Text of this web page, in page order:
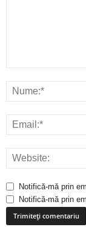
Notifică-mă prin
Notifică-mă prin